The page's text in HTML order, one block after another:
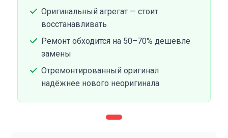
Оригинальный агрегат — стоит
восстанавливать
Ремонт обходится на 50–70% дешевле
замены
Отремонтированный оригинал
надёжнее нового неоригинала